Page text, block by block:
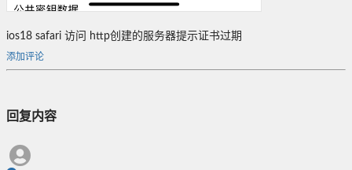
ios18 safari 访问 http创建的服务器提示证书过期
添加评论
回复内容